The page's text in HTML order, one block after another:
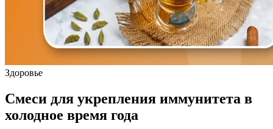
Здоровье
Смеси для укрепления иммунитета в
холодное время года